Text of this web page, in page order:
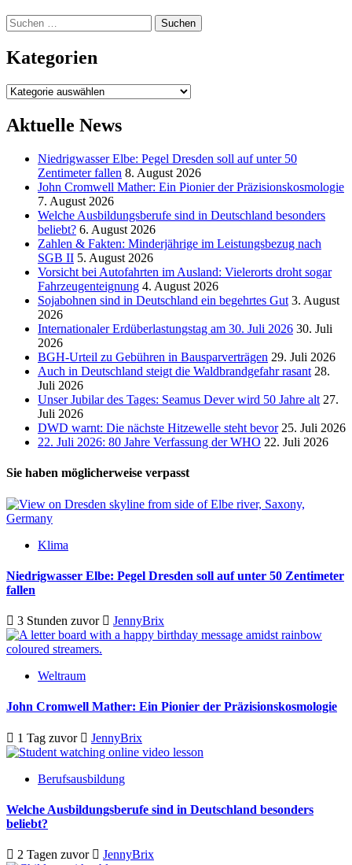
Suchen
nach:
Kategorien
Kategorien
Aktuelle News
Niedrigwasser Elbe: Pegel Dresden soll auf unter 50
Zentimeter fallen 8. August 2026
John Cromwell Mather: Ein Pionier der Präzisionskosmologie
7. August 2026
Welche Ausbildungsberufe sind in Deutschland besonders
beliebt? 6. August 2026
Zahlen & Fakten: Minderjährige im Leistungsbezug nach
SGB II 5. August 2026
Vorsicht bei Autofahrten im Ausland: Vielerorts droht sogar
Fahrzeugenteignung 4. August 2026
Sojabohnen sind in Deutschland ein begehrtes Gut 3. August
2026
Internationaler Erdüberlastungstag am 30. Juli 2026 30. Juli
2026
BGH-Urteil zu Gebühren in Bausparverträgen 29. Juli 2026
Auch in Deutschland steigt die Waldbrandgefahr rasant 28.
Juli 2026
Unser Jubilar des Tages: Seamus Dever wird 50 Jahre alt 27.
Juli 2026
DWD warnt: Die nächste Hitzewelle steht bevor 25. Juli 2026
22. Juli 2026: 80 Jahre Verfassung der WHO 22. Juli 2026
Sie haben möglicherweise verpasst
Klima
Niedrigwasser Elbe: Pegel Dresden soll auf unter 50 Zentimeter
fallen
3 Stunden zuvor JennyBrix
Weltraum
John Cromwell Mather: Ein Pionier der Präzisionskosmologie
1 Tag zuvor JennyBrix
Berufsausbildung
Welche Ausbildungsberufe sind in Deutschland besonders
beliebt?
2 Tagen zuvor JennyBrix